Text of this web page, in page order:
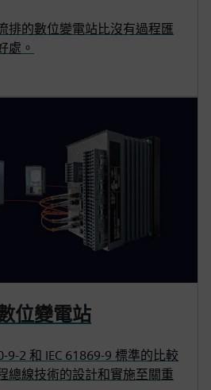
排的數位變電站比沒有過程匯
處。
位變電站
9-2 和 IEC 61869-9 標準的比較
總線技術的設計和實施至關重